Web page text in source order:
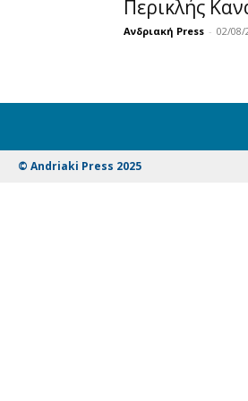
Περικλής
Ανδριακή Press - 02/08/
© Andriaki Press 2025